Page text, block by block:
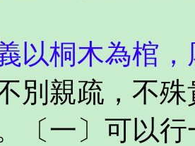
以桐木為棺
親疏，不殊
〔一〕可以